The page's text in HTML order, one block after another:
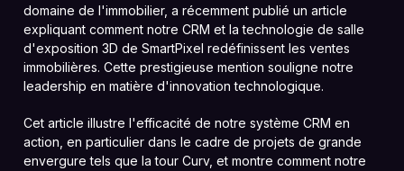
domaine de l'immobilier, a récemment publié un article
expliquant comment notre CRM et la technologie de salle
d'exposition 3D de SmartPixel redéfinissent les ventes
immobilières. Cette prestigieuse mention souligne notre
leadership en matière d'innovation technologique.
Cet article illustre l'efficacité de notre système CRM en
action, en particulier dans le cadre de projets de grande
envergure tels que la tour Curv, et montre comment notre